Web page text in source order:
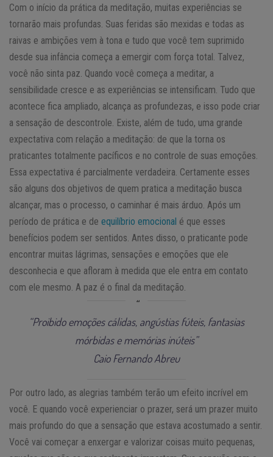
Com o início da prática da meditação, muitas experiências se
tornarão mais profundas. Suas feridas são mexidas e todas as
raivas e ambições vem à tona e tudo que você tem suprimido
desde sua infância começa a emergir com força total. Talvez,
você não sinta paz. Quando você começa a meditar, a
sensibilidade cresce e as experiências se intensificam. Tudo que
acontece fica ampliado, alcança as profundezas, e isso pode criar
a sensação de descontrole. Existe, além de tudo, uma grande
expectativa com relação a meditação: de que la torna os
praticantes totalmente pacíficos e no controle de suas emoções.
Essa expectativa é parcialmente verdadeira. Certamente esses
são alguns dos objetivos de quem pratica a meditação busca
alcançar, mas o processo, o caminhar é mais árduo. Após um
período de prática e de equilíbrio emocional é que esses
benefícios podem ser sentidos. Antes disso, o praticante pode
encontrar muitas lágrimas, sensações e emoções que ele
desconhecia e que afloram à medida que ele entra em contato
com ele mesmo. A paz é o final da meditação.
“Proibido emoções cálidas, angústias fúteis, fantasias
mórbidas e memórias inúteis”
Caio Fernando Abreu
Por outro lado, as alegrias também terão um efeito incrível em
você. E quando você experienciar o prazer, será um prazer muito
mais profundo do que a sensação que estava acostumado a sentir.
Você vai começar a enxergar e valorizar coisas muito pequenas,